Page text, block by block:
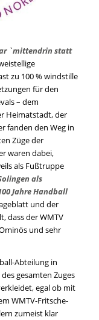
`mittendrin statt
zu 100 % windstille
für den
– dem
Heimatstadt, der
fanden den Weg in
Züge der
waren dabei,
als Fußtruppe
als
Jahre Handball
und der
dass der WMTV
und sehr
Abteilung in
gesamten Zuges
egal ob mit
WMTV-Fritsche-
zumeist klar